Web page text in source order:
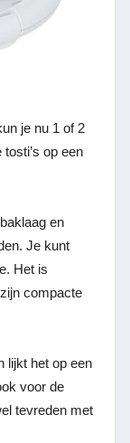
je nu 1 of 2
op een
en
Je kunt
Het is
compacte
lijkt het op een
voor de
tevreden met